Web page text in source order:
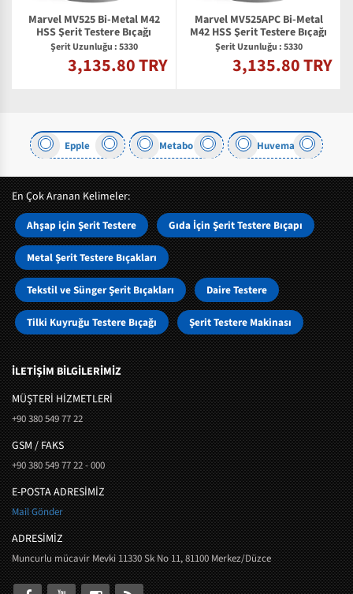
Marvel MV525 Bi-Metal M42
HSS Şerit Testere Bıçağı
Şerit Uzunluğu : 5330
3,135.80 TRY
Marvel MV525APC Bi-Metal
M42 HSS Şerit Testere Bıçağı
Şerit Uzunluğu : 5330
3,135.80 TRY
Epple Metabo Huvema
En Çok Aranan Kelimeler:
Ahşap için Şerit Testere Gıda İçin Şerit Testere Bıçapı
Metal Şerit Testere Bıçakları
Tekstil ve Sünger Şerit Bıçakları Daire Testere
Tilki Kuyruğu Testere Bıçağı Şerit Testere Makinası
İLETİŞİM BİLGİLERİMİZ
MÜŞTERI HIZMETLERI
+90 380 549 77 22
GSM / FAKS
+90 380 549 77 22 - 000
E-POSTA ADRESİMİZ
Mail Gönder
ADRESİMİZ
Muncurlu mücavir Mevki 11330 Sk No 11, 81100 Merkez/Düzce